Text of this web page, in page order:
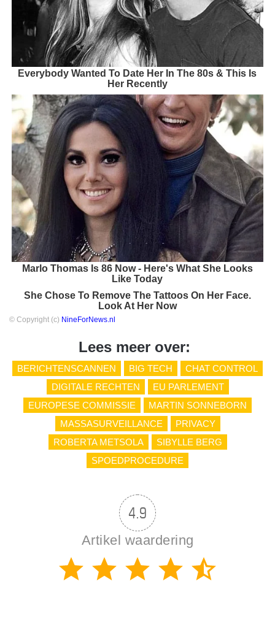
Everybody Wanted To Date Her In The 80s & This Is
Her Recently
Marlo Thomas Is 86 Now - Here's What She Looks
Like Today
She Chose To Remove The Tattoos On Her Face.
Look At Her Now
© Copyright (c) NineForNews.nl
Lees meer over:
BERICHTENSCANNEN BIG TECH
CHAT CONTROL
DIGITALE RECHTEN
EU PARLEMENT
EUROPESE COMMISSIE
MARTIN SONNEBORN
MASSASURVEILLANCE
PRIVACY
ROBERTA METSOLA
SIBYLLE BERG
SPOEDPROCEDURE
4.9
Artikel waardering